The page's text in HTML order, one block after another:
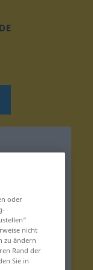
DE
oder
nicht
zu ändern
Rand der
Sie in